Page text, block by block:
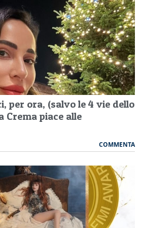
per ora, (salvo le 4 vie dello
Crema piace alle
COMMENTA